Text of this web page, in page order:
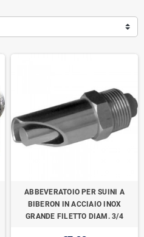
ABBEVERATOIO PER SUINI A
BIBERON IN ACCIAIO INOX
GRANDE FILETTO DIAM. 3/4